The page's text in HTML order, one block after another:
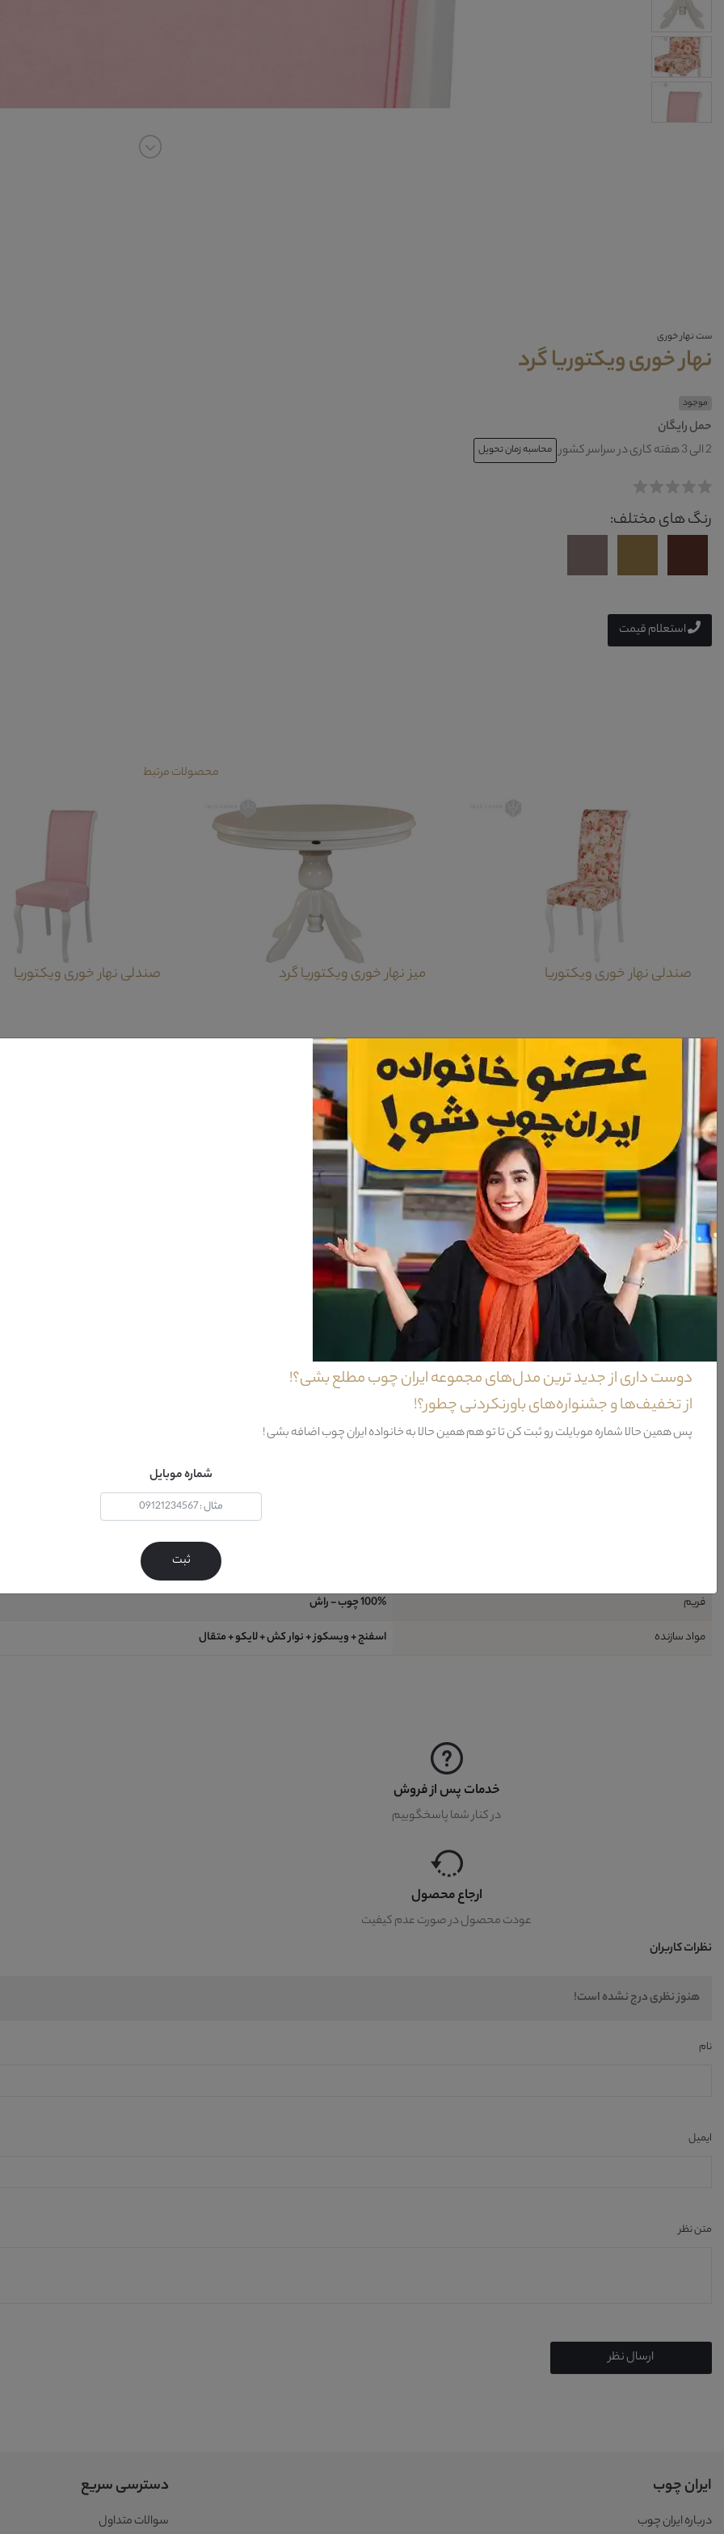
ست نهار خوری
نهار خوری ویکتوریا گرد
موجود
حمل رایگان
2 الی 3 هفته کاری در سراسر کشور
محاسبه زمان تحویل
رنگ های مختلف:
استعلام قیمت
محصولات مرتبط
صندلی نهار خوری ویکتوریا میز نهار خوری ویکتوریا گرد صندلی نهار خوری ویکتوریا
معرفی نهار خوری ویکتوریا گرد
​برای اولین نکته می توان به این عنوان اشاره داشت که ترکیب میز نهار خوری و صندلی نهار خوری همواره می تواند متفاوت باشد و این مسئله در مورد نهار خوری کوئین نیز صادق است.این نهار خوری خوری
زیبایی های این ست نهار خوری نیز می باشد.دقت در برش ها و منبت های به کار رفته بر روی لبه ی این میز و همچنین پایه بسیار ظریف و زیبا ان از جمله نکات قابل تامل میز نهار خوری گرد ویکتوریا نیز می باشد.
ویژگی‌های نهار خوری ویکتوریا گرد
خدمات پس از فروش
36 ماه
گارانتی
12 ماه
نحوه شست و شو
نیاز به نصب
خیر
ظرفیت نشیمن
شامل
قطعه : 1 عدد میز نهار خوری + 4 عدد صندلی نهار خوری
فریم
100% چوب - راش
مواد سازنده
اسفنج + ویسکوز + نوار کش + لایکو + متقال
خدمات پس از فروش
در کنار شما پاسخگوییم
ارجاع محصول
عودت محصول در صورت عدم کیفیت
نظرات کاربران
هنوز نظری درج نشده است!
نام
ایمیل
متن نظر
ارسال نظر
ایران چوب
درباره ایران چوب
دسترسی سریع
سوالات متداول
دوست داری از جدید ترین مدل‌های مجموعه ایران چوب مطلع بشی؟!
از تخفیف‌ها و جشنواره‌های باورنکردنی چطور؟!
پس همین حالا شماره موبایلت رو ثبت کن تا تو هم همین حالا به خانواده ایران چوب اضافه بشی !
شماره موبایل
ثبت